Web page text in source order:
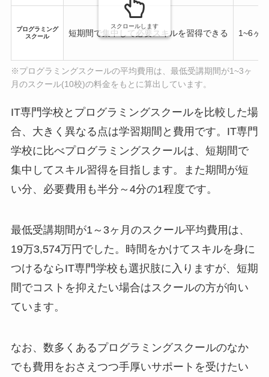
プログラミング
スクール
短期間で集中して必要スキルを習得できる 1~6ヶ月
スクロールします
※プログラミングスクールの平均費用は、最低受講期間が1~3ヶ
月のスクール(10校)の料金をもとに算出しています。
IT専門学校とプログラミングスクールを比較した場
合、大きく異なる点は学習期間と費用です。IT専門
学校に比べプログラミングスクールは、短期間で
集中してスキル習得を目指します。また期間が短
い分、必要費用も半分～4分の1程度です。
最低受講期間が1～3ヶ月のスクール平均費用は、
19万3,574万円でした。時間をかけてスキルを身に
つけるならIT専門学校も選択肢に入りますが、短期
間でコストを抑えたい場合はスクールの方が向い
ています。
なお、数多くあるプログラミングスクールのなか
でも費用をおさえつつ手厚いサポートを受けたい